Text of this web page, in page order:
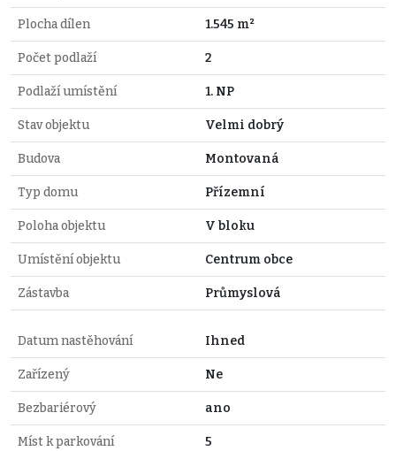
Plocha dílen 1.545 m²
Počet podlaží 2
Podlaží umístění 1. NP
Stav objektu Velmi dobrý
Budova Montovaná
Typ domu Přízemní
Poloha objektu V bloku
Umístění objektu Centrum obce
Zástavba Průmyslová
Datum nastěhování Ihned
Zařízený Ne
Bezbariérový ano
Míst k parkování 5